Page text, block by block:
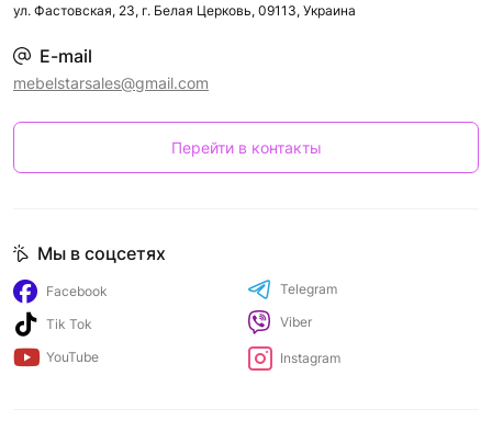
ул. Фастовская, 23, г. Белая Церковь, 09113, Украина
E-mail
mebelstarsales@gmail.com
Перейти в контакты
Мы в соцсетях
Facebook
Tik Tok
YouTube
Telegram
Viber
Instagram